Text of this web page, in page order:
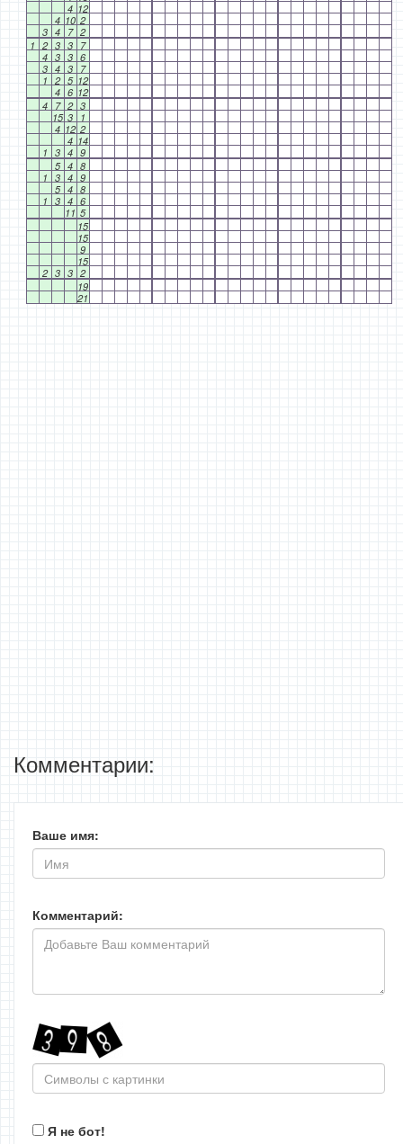
4 12
4 10 2
3 4 7 2
1 2 3 3 7
4 3 3 6
3 4 3 7
1 2 5 12
4 6 12
4 7 2 3
15 3
1
4 12 2
4 14
1 3 4 9
5 4 8
1 3 4 9
5 4 8
1 3 4 6
11 5
15
15
9
15
2 3 3 2
19
21
Комментарии:
Ваше имя:
Комментарий:
Я не бот!